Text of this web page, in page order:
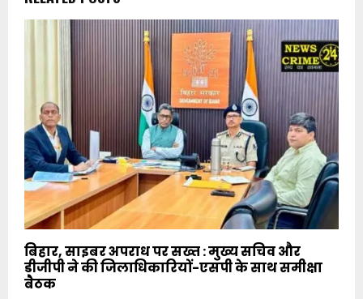
बिहार, साइबर अपराध पर सख्त : मुख्य सचिव और
डीजीपी ने की जिलाधिकारियों-एसपी के साथ समीक्षा
बैठक